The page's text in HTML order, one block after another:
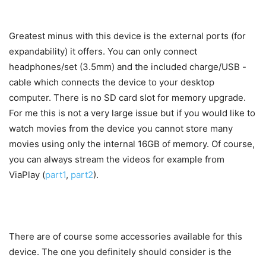
Greatest minus with this device is the external ports (for
expandability) it offers. You can only connect
headphones/set (3.5mm) and the included charge/USB -
cable which connects the device to your desktop
computer. There is no SD card slot for memory upgrade.
For me this is not a very large issue but if you would like to
watch movies from the device you cannot store many
movies using only the internal 16GB of memory. Of course,
you can always stream the videos for example from
ViaPlay (part1, part2).
There are of course some accessories available for this
device. The one you definitely should consider is the